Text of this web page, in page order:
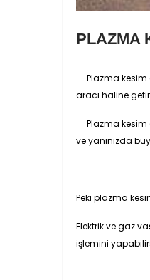
PLAZMA
Plazma kesim
aracı haline
Plazma kesim
ve yanınızda
Peki plazma
Elektrik ve gaz
işlemini